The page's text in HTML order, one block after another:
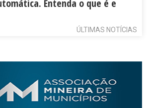
Entenda o que é e
ÚLTIMAS NOTÍCIAS